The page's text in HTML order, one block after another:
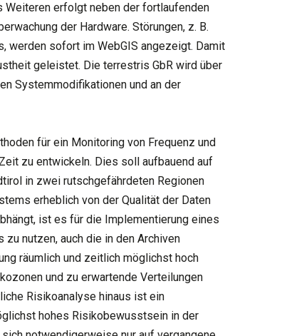
Weiteren erfolgt neben der fortlaufenden
der Hardware. Störungen, z. B.
werden sofort im WebGIS angezeigt. Damit
geleistet. Die terrestris GbR wird über
Systemmodifikationen und an der
für ein Monitoring von Frequenz und
zu entwickeln. Dies soll aufbauend auf
in zwei rutschgefährdeten Regionen
erheblich von der Qualität der Daten
ist es für die Implementierung eines
nutzen, auch die in den Archiven
räumlich und zeitlich möglichst hoch
und zu erwartende Verteilungen
Risikoanalyse hinaus ist ein
hohes Risikobewusstsein in der